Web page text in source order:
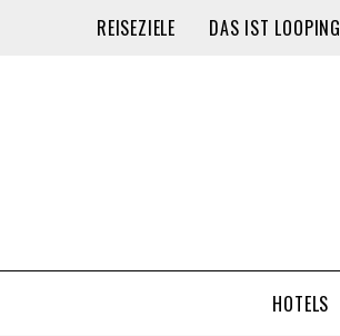
REISEZIELE DAS IST LOOPING
HOTELS